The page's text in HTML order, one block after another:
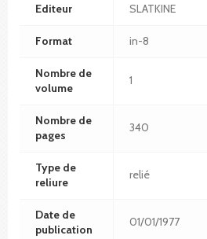
Editeur SLATKINE
Format in-8
Nombre de
volume
1
Nombre de
pages
340
Type de
reliure
relié
Date de
publication
01/01/1977